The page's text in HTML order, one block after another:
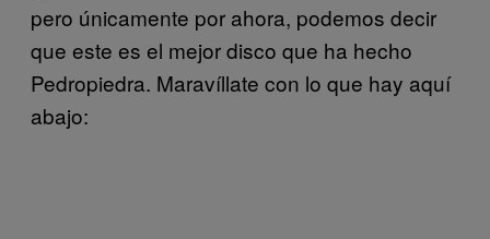
pero únicamente por ahora, podemos decir
que este es el mejor disco que ha hecho
Pedropiedra. Maravíllate con lo que hay aquí
abajo: